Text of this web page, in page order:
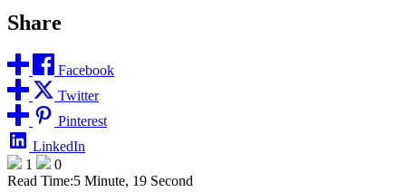
Share
Facebook
Twitter
Pinterest
LinkedIn
1
0
Read Time:5 Minute, 19 Second